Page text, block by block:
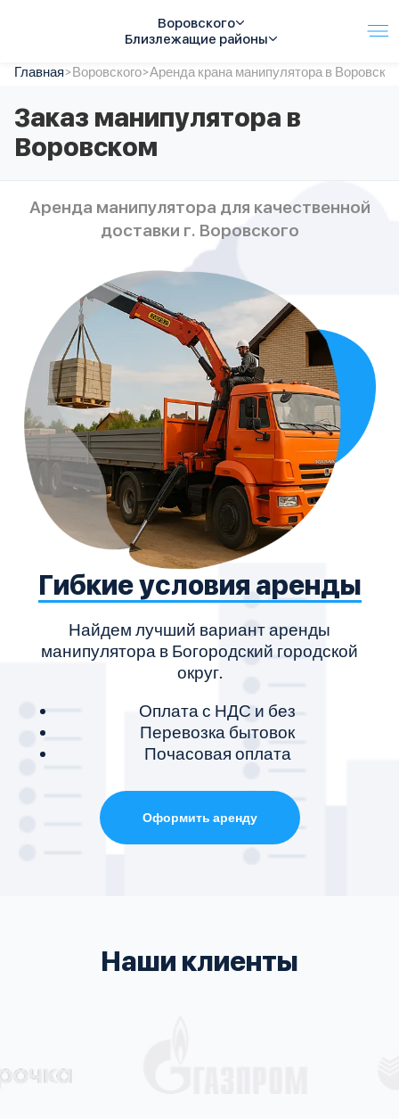
Воровского
Близлежащие районы
Услуги
Автопарк
Тарифы
Акции
Контакты
Спецтехника
Главная>Воровского>Аренда крана манипулятора в
Заказ манипулятора в
Воровском
Аренда манипулятора для качественной
доставки г. Воровского
Гибкие условия аренды
Найдем лучший вариант аренды
манипулятора в Богородский городской
округ.
Оплата с НДС и без
Перевозка бытовок
Почасовая оплата
Оформить аренду
Наши клиенты